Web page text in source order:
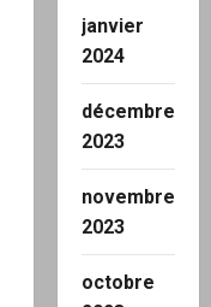
janvier
2024
décembre
2023
novembre
2023
octobre